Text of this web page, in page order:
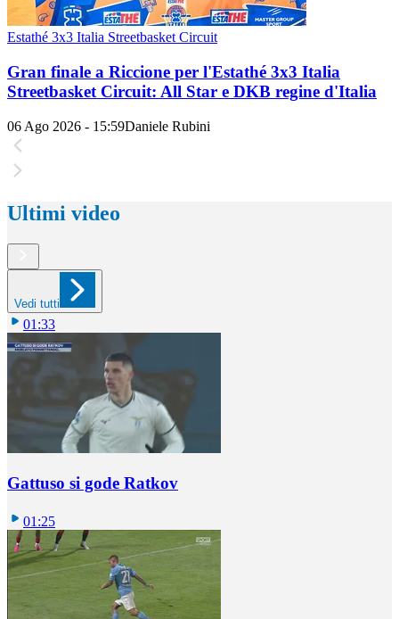
Estathé 3x3 Italia Streetbasket Circuit
Gran finale a Riccione per l'Estathé 3x3 Italia
Streetbasket Circuit: All Star e DKB regine d'Italia
06 Ago 2026 - 15:59Daniele Rubini
Ultimi video
Vedi tutti
01:33
Gattuso si gode Ratkov
01:25